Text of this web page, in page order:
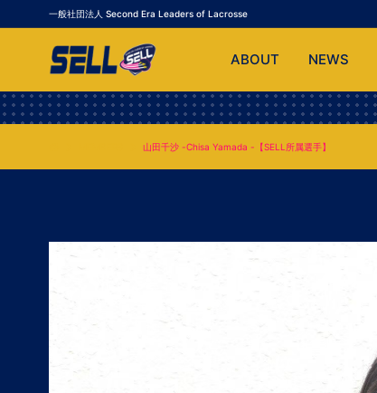
一般社団法人 Second Era Leaders of Lacrosse
ABOUT NEWS
山田千沙 -Chisa Yamada -【SELL所属選手】